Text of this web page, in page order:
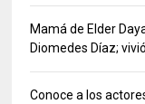
Mamá de Elder
Diomedes Díaz;
Conoce a los